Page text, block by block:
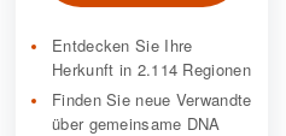
Entdecken Sie Ihre
Herkunft in 2.114 Regionen
Finden Sie neue Verwandte
über gemeinsame DNA